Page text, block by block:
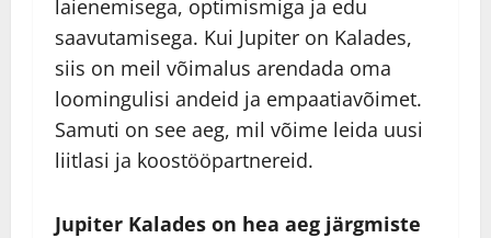
laienemisega, optimismiga ja edu
saavutamisega. Kui Jupiter on Kalades,
siis on meil võimalus arendada oma
loomingulisi andeid ja empaatiavõimet.
Samuti on see aeg, mil võime leida uusi
liitlasi ja koostööpartnereid.
Jupiter Kalades on hea aeg järgmiste